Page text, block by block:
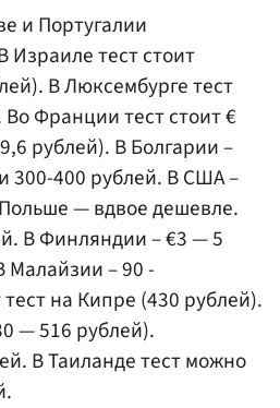
и Португалии
тест стоит
В Люксембурге тест
Во Франции тест стоит €
рублей). В Болгарии –
300-400 рублей. В США –
— вдвое дешевле.
В Финляндии – €3 — 5
Малайзии – 90 -
на Кипре (430 рублей).
— 516 рублей).
В Таиланде тест можно